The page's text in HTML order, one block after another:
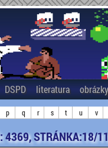
DSPD literatura obrázky
p q r s t u v
4369, STRÁNKA:18/